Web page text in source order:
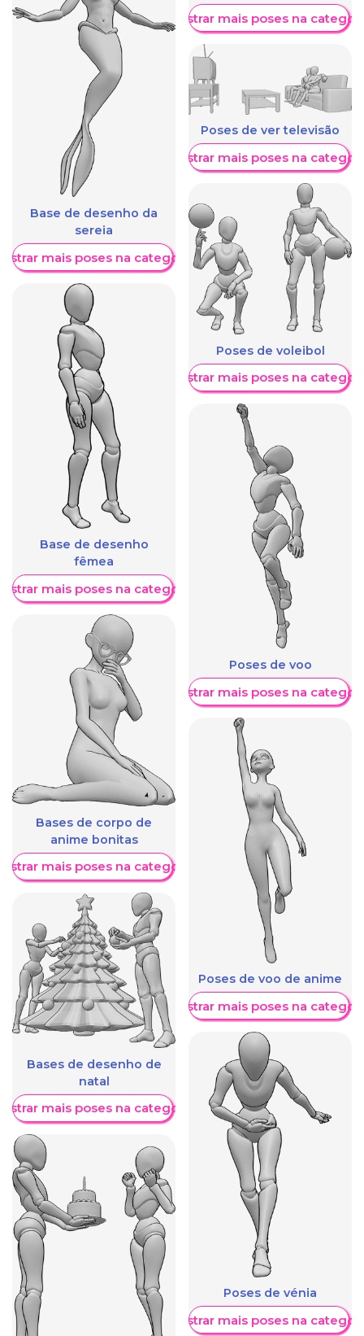
Base de desenho da
sereia
mais poses na categoria
Base de desenho
fêmea
mais poses na categoria
Bases de corpo de
anime bonitas
mais poses na categoria
Bases de desenho de
natal
mais poses na categoria
Mostrar mais poses na
Poses de ver televisão
Mostrar mais poses na
Poses de voleibol
Mostrar mais poses na
Poses de voo
Mostrar mais poses na
Poses de voo de anime
Mostrar mais poses na
Poses de vénia
Mostrar mais poses na